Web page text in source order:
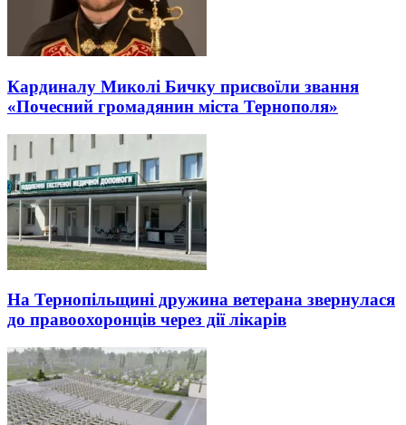
Кардиналу Миколі Бичку присвоїли звання
«Почесний громадянин міста Тернополя»
На Тернопільщині дружина ветерана звернулася
до правоохоронців через дії лікарів